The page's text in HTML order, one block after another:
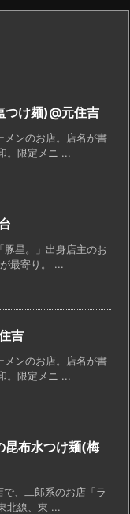
つけ麺)@元住吉
メンのお店。店名が書
。限定メニ ...
豚星。」出身店主のお
最寄り。 ...
吉
メンのお店。店名が書
。限定メニ ...
昆布水つけ麺(梅
、二郎系のお店「ラ
北線、東 ...